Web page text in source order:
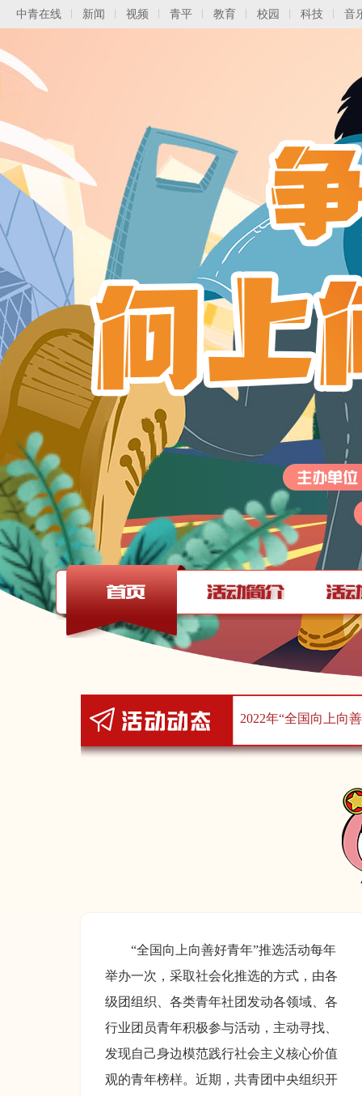
中青在线 新闻 视频 青平 教育 校园 科技 音
2022年“全国向上向
“全国向上向善好青年”推选活动每年
举办一次，采取社会化推选的方式，由各
级团组织、各类青年社团发动各领域、各
行业团员青年积极参与活动，主动寻找、
发现自己身边模范践行社会主义核心价值
观的青年榜样。近期，共青团中央组织开